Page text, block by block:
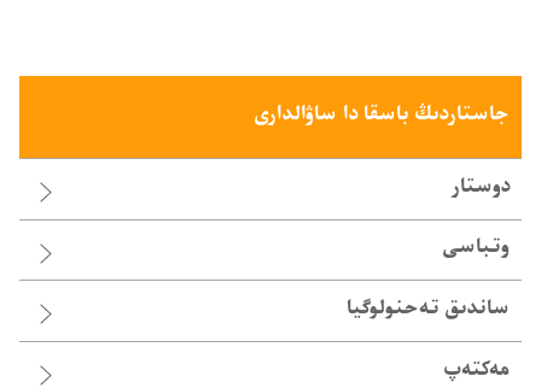
جاستاردىڭ باسقا دا ساۋالدارى
دوستار
وتباسى
ساندىق تە‌حنولوگيا
مەكتەپ